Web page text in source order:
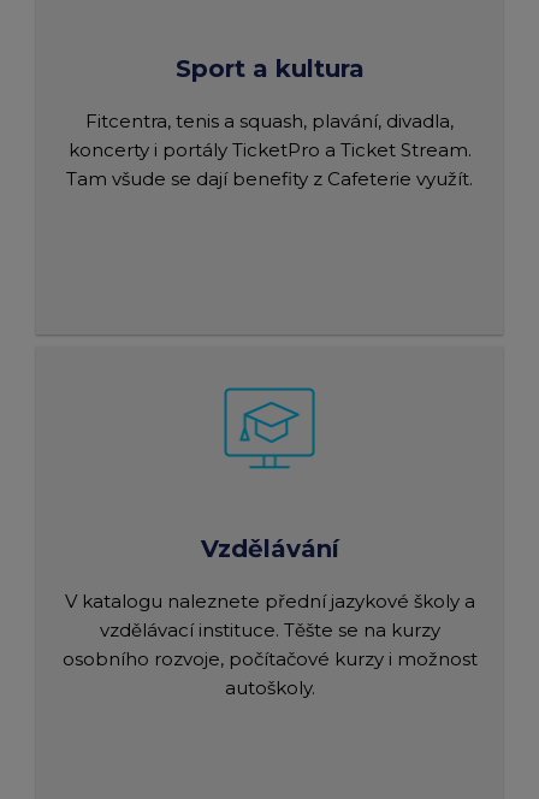
Sport a kultura
Fitcentra, tenis a squash, plavání, divadla,
koncerty i portály TicketPro a Ticket Stream.
Tam všude se dají benefity z Cafeterie využít.
Vzdělávání
V katalogu naleznete přední jazykové školy a
vzdělávací instituce. Těšte se na kurzy
osobního rozvoje, počítačové kurzy i možnost
autoškoly.